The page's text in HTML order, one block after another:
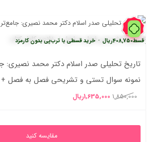
12%
408,750ریال • خرید قسطی با ترب‌پی بدون کارمزد
تاریخ تحلیلی صدر اسلام دکتر محمد نصیری:
نمونه سوال تستی و تشریحی فصل به فصل +
1,850,000 قیمت
1,850,000ریال
1,635,000ریال
1,635,000ریال
مقایسه کنید